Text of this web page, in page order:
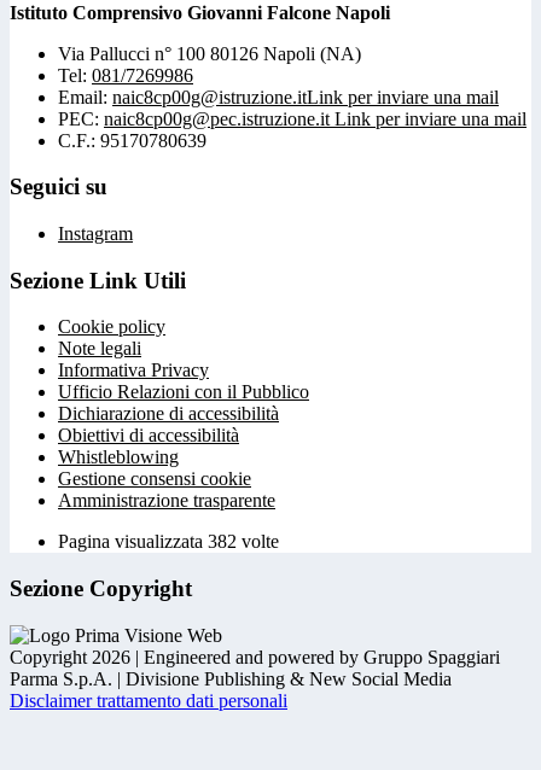
Istituto Comprensivo Giovanni Falcone Napoli
Via Pallucci n° 100 80126 Napoli (NA)
Tel: 081/7269986
Email: naic8cp00g@istruzione.itLink per inviare una mail
PEC: naic8cp00g@pec.istruzione.it Link per inviare una mail
C.F.: 95170780639
Seguici su
Instagram
Sezione Link Utili
Cookie policy
Note legali
Informativa Privacy
Ufficio Relazioni con il Pubblico
Dichiarazione di accessibilità
Obiettivi di accessibilità
Whistleblowing
Gestione consensi cookie
Amministrazione trasparente
Pagina visualizzata 382 volte
Sezione Copyright
Copyright 2026 | Engineered and powered by Gruppo Spaggiari
Parma S.p.A. | Divisione Publishing & New Social Media
Disclaimer trattamento dati personali